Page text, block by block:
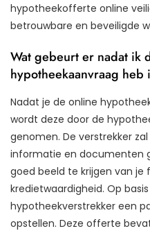
hypotheekofferte online
betrouwbare en beveiligde
Wat gebeurt er nadat ik
hypotheekaanvraag
Nadat je de online
wordt deze door de
genomen. De verstrekker
informatie en documenten
goed beeld te krijgen van je
kredietwaardigheid. Op
hypotheekverstrekker een
opstellen. Deze offerte